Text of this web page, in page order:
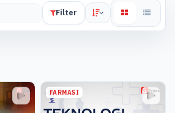
Filter
FARMASI